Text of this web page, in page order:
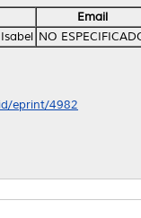
Email
NO
eprint/4982